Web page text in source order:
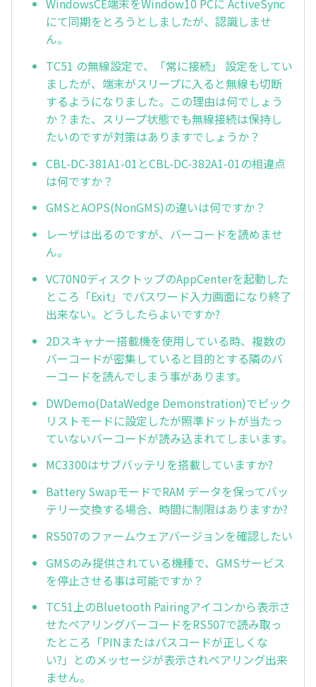
WindowsCE端末をWindow10 PCに ActiveSync
にて同期をとろうとしましたが、認識しませ
ん。
TC51 の無線設定で、「常に接続」 設定をしてい
ましたが、端末がスリープに入ると無線も切断
するようになりました。この理由は何でしょう
か？また、スリープ状態でも無線接続は保持し
たいのですが対策はありますでしょうか？
CBL-DC-381A1-01とCBL-DC-382A1-01の相違点
は何ですか？
GMSとAOPS(NonGMS)の違いは何ですか？
レーザは出るのですが、バーコードを読めませ
ん。
VC70N0ディスクトップのAppCenterを起動した
ところ「Exit」でパスワード入力画面になり終了
出来ない。どうしたらよいですか?
2Dスキャナー搭載機を使用している時、複数の
バーコードが密集していると目的とする隣のバ
ーコードを読んでしまう事があります。
DWDemo(DataWedge Demonstration)でピック
リストモードに設定したが照準ドットが当たっ
ていないバーコードが読み込まれてしまいます。
MC3300はサブバッテリを搭載していますか?
Battery SwapモードでRAM データを保ってバッ
テリー交換する場合、時間に制限はありますか?
RS507のファームウェアバージョンを確認したい
GMSのみ提供されている機種で、GMSサービス
を停止させる事は可能ですか？
TC51上のBluetooth Pairingアイコンから表示さ
せたペアリングバーコードをRS507で読み取っ
たところ「PINまたはパスコードが正しくな
い?」とのメッセージが表示されペアリング出来
ません。